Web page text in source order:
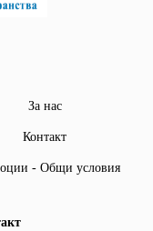
За нас
Контакт
- Общи условия